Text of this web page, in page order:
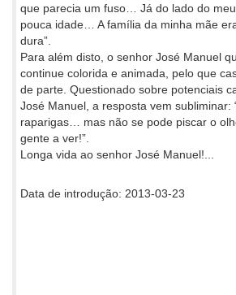
que parecia um fuso… Já do lado do
pouca idade… A família da minha mãe
dura”.
Para além disto, o senhor José Manuel
continue colorida e animada, pelo que
de parte. Questionado sobre potenciais
José Manuel, a resposta vem subliminar:
raparigas… mas não se pode piscar o
gente a ver!”.
Longa vida ao senhor José Manuel!...
Data de introdução: 2013-03-23